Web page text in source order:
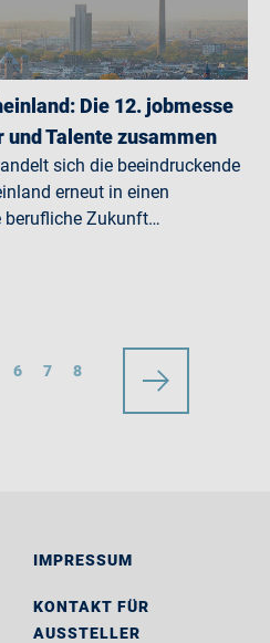
Die 12. jobmesse
Talente zusammen
sich die beeindruckende
erneut in einen
berufliche Zukunft…
6 7 8
IMPRESSUM
KONTAKT FÜR
AUSSTELLER